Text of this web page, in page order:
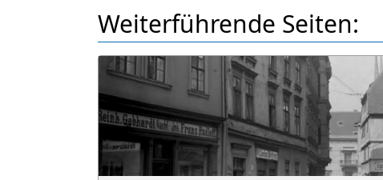
Weiterführende Seiten: